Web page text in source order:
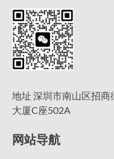
地址 深圳市南山区招
大厦C座502A
网站导航